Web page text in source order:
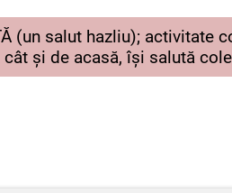
(un salut hazliu); activitate
cât și de acasă, își salută